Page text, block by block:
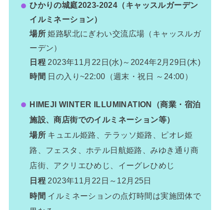
ひかりの城庭2023-2024（キャッスルガーデン
イルミネーション）
場所姫路駅北にぎわい交流広場（キャッスルガ
ーデン）
日程2023年11月22日(水)～2024年2月29日(木)
時間 日の入り~22:00（週末・祝日 ～24:00）
HIMEJI WINTER ILLUMINATION（商業・宿泊
施設、商店街でのイルミネーション等）
場所キュエル姫路、テラッソ姫路、ピオレ姫
路、フェスタ、ホテル日航姫路、みゆき通り商
店街、アクリエひめじ、イーグレひめじ
日程2023年11月22日～12月25日
時間 イルミネーションの点灯時間は実施団体で